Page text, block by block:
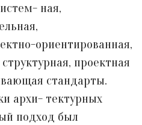
ная,
ориентированная,
проектная
стандарты.
архи- тектурных
подход был